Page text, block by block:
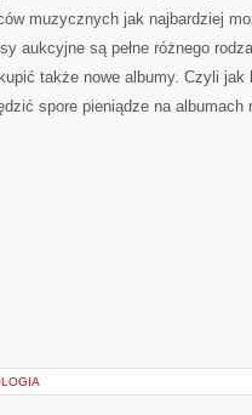
muzycznych jak najbardziej
aukcyjne są pełne różnego
także nowe albumy. Czyli jak
spore pieniądze na albumach